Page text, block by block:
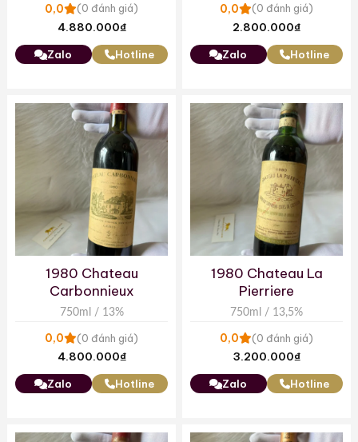
0,0 (0 đánh giá)
4.880.000₫
Zalo Hotline
0,0 (0 đánh giá)
2.800.000₫
Zalo Hotline
1980 Chateau
Carbonnieux
750ml / 13%
0,0 (0 đánh giá)
4.800.000₫
Zalo Hotline
1980 Chateau La
Pierriere
750ml / 13,5%
0,0 (0 đánh giá)
3.200.000₫
Zalo Hotline